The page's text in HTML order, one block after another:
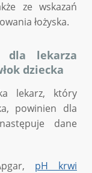
ze wskazań
łożyska.
dla lekarza
dziecka
lekarz, który
powinien dla
dane
pH krwi